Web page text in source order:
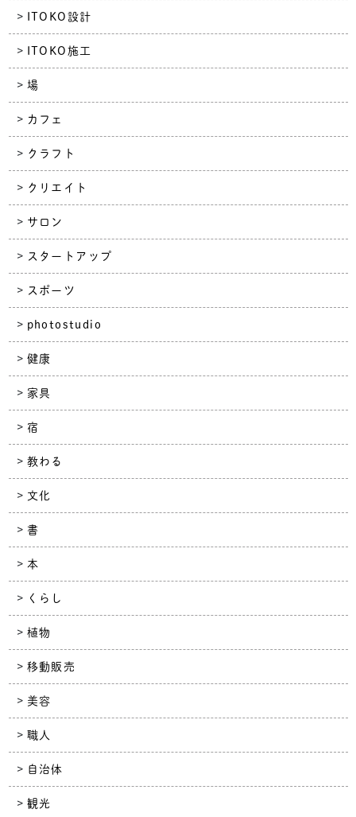
ITOKO設計
ITOKO施工
場
カフェ
クラフト
クリエイト
サロン
スタートアップ
スポーツ
photostudio
健康
家具
宿
教わる
文化
書
本
くらし
植物
移動販売
美容
職人
自治体
観光